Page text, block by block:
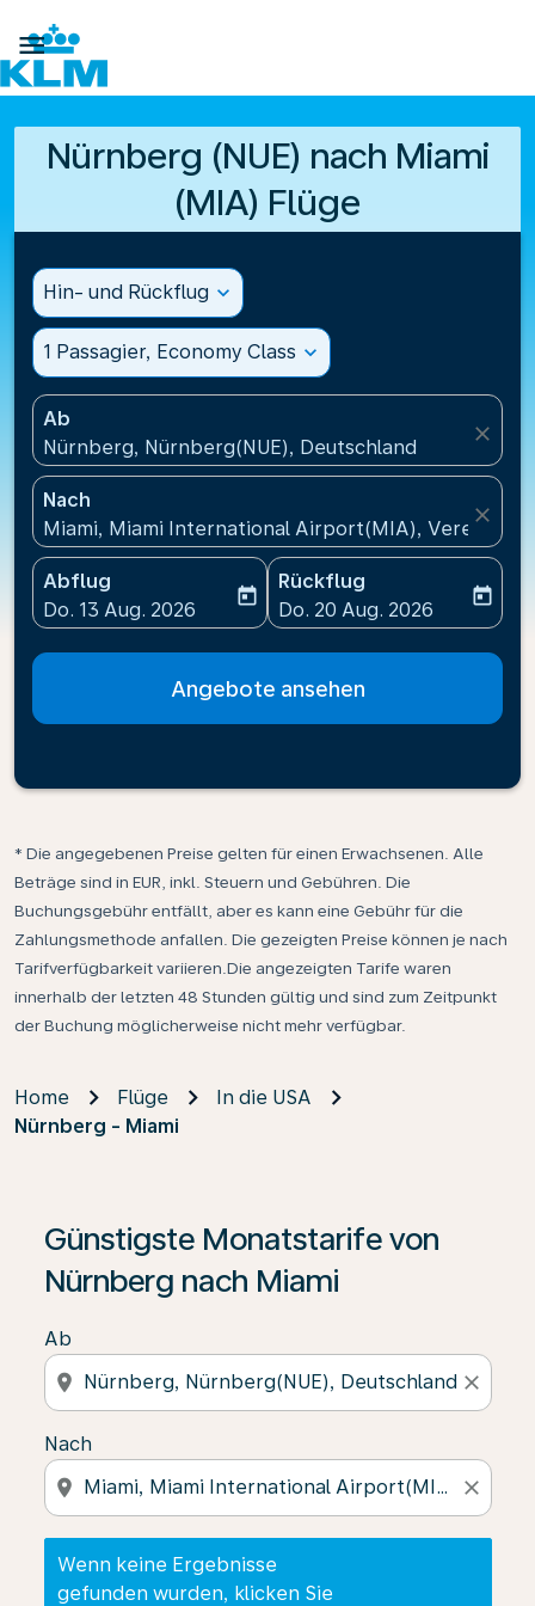

Nürnberg (NUE) nach Miami
(MIA) Flüge
Hin- und Rückflug expand_more
1 Passagier, Economy Class expand_more
Ab
Nürnberg, Nürnberg(NUE), Deutschland
close
Nach
Miami, Miami International Airport(MIA), Vereinigte
close
Abflug
fc-booking-departure-date-aria-label
Do. 13 Aug. 2026
today
Rückflug
fc-booking-return-date-
Do. 20 Aug. 2026
today
Angebote ansehen
* Die angegebenen Preise gelten für einen Erwachsenen. Alle
Beträge sind in EUR, inkl. Steuern und Gebühren. Die
Buchungsgebühr entfällt, aber es kann eine Gebühr für die
Zahlungsmethode anfallen. Die gezeigten Preise können je nach
Tarifverfügbarkeit variieren.Die angezeigten Tarife waren
innerhalb der letzten 48 Stunden gültig und sind zum Zeitpunkt
der Buchung möglicherweise nicht mehr verfügbar.
Home Flüge
In die USA
Nürnberg - Miami
Günstigste Monatstarife von
Nürnberg nach Miami
Ab
location_on close
Nach
location_on close
Wenn keine Ergebnisse
gefunden wurden, klicken Sie
Wenn keine Ergebnisse gefunden wurden, klicken